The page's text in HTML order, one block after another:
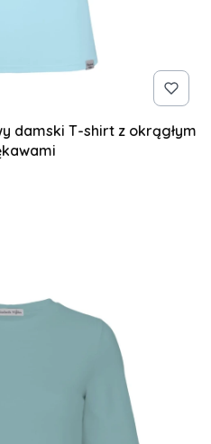
damski T-shirt z okrągłym